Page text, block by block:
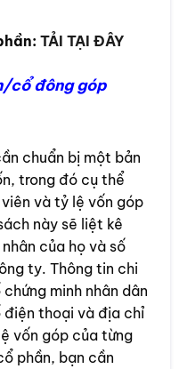
TẢI TẠI ĐÂY
cổ đông góp
chuẩn bị một bản
trong đó cụ thể
và tỷ lệ vốn góp
này sẽ liệt kê
của họ và số
ty. Thông tin chi
minh nhân dân
điện thoại và địa chỉ
vốn góp của từng
phần, bạn cần